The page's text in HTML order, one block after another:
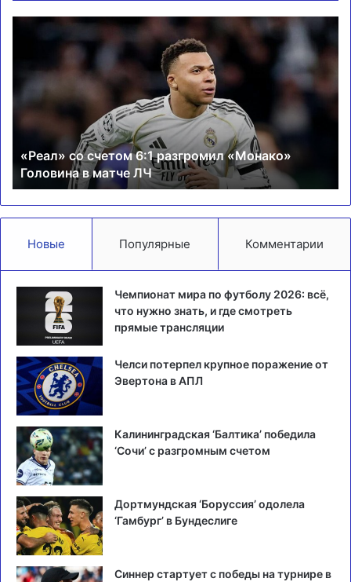
«Реал»
разгромил
«Монако»
матче
ЛЧ
«Реал» со счетом 6:1 разгромил «Монако»
Головина в матче ЛЧ
Новые Популярные Комментарии
Чемпионат мира по футболу 2026: всё,
что нужно знать, и где смотреть
прямые трансляции
Челси потерпел крупное поражение от
Эвертона в АПЛ
Калининградская ‘Балтика’ победила
‘Сочи’ с разгромным счетом
Дортмундская ‘Боруссия’ одолела
‘Гамбург’ в Бундеслиге
Синнер стартует с победы на турнире в